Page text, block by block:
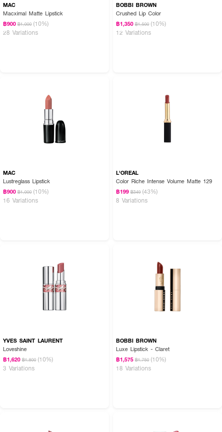
MAC
Macximal Matte Lipstick
฿900 ฿1,000 (10%)
28 Variations
BOBBI BROWN
Crushed Lip Color
฿1,350 ฿1,500 (10%)
12 Variations
MAC
Lustreglass Lipstick
฿900 ฿1,000 (10%)
16 Variations
L'OREAL
Color Riche Intense Volume Matte 129
฿199 ฿349 (43%)
8 Variations
YVES SAINT LAURENT
Loveshine
฿1,620 ฿1,800 (10%)
3 Variations
BOBBI BROWN
Luxe Lipstick - Claret
฿1,575 ฿1,750 (10%)
18 Variations